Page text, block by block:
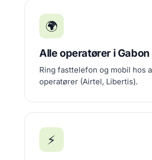
🌍
Alle operatører i Gabon
Ring fasttelefon og mobil hos
operatører (Airtel, Libertis).
⚡